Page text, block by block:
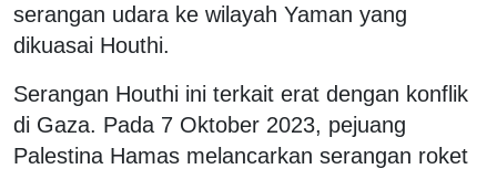
serangan udara ke wilayah Yaman yang
dikuasai Houthi.
Serangan Houthi ini terkait erat dengan konflik
di Gaza. Pada 7 Oktober 2023, pejuang
Palestina Hamas melancarkan serangan roket